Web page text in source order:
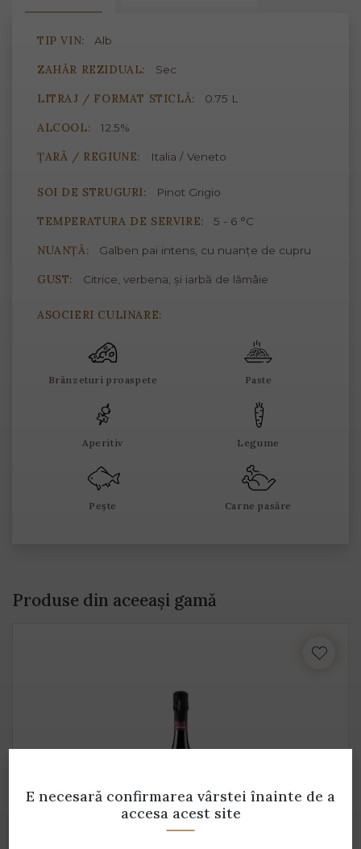
TIP VIN: Alb
ZAHĂR REZIDUAL: Sec
LITRAJ / FORMAT STICLĂ: 0.75 L
ALCOOL: 12.5%
ȚARĂ / REGIUNE: Italia / Veneto
SOI DE STRUGURI: Pinot Grigio
TEMPERATURA DE SERVIRE: 5 - 6 °C
NUANȚĂ: Galben pai intens, cu nuanțe de cupru
GUST: Citrice, verbena, și iarbă de lămâie
ASOCIERI CULINARE:
Brânzeturi proaspete Paste
Aperitiv Legume
Pește Carne pasăre
Produse din aceeași gamă
E necesară confirmarea vârstei înainte de a
accesa acest site